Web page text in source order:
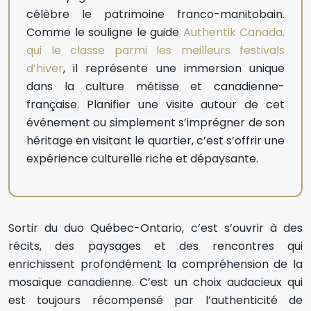
célèbre le patrimoine franco-manitobain.
Comme le souligne le guide Authentik Canada,
qui le classe parmi les meilleurs festivals
d’hiver, il représente une immersion unique
dans la culture métisse et canadienne-
française. Planifier une visite autour de cet
événement ou simplement s’imprégner de son
héritage en visitant le quartier, c’est s’offrir une
expérience culturelle riche et dépaysante.
Sortir du duo Québec-Ontario, c’est s’ouvrir à des
récits, des paysages et des rencontres qui
enrichissent profondément la compréhension de la
mosaïque canadienne. C’est un choix audacieux qui
est toujours récompensé par l’authenticité de